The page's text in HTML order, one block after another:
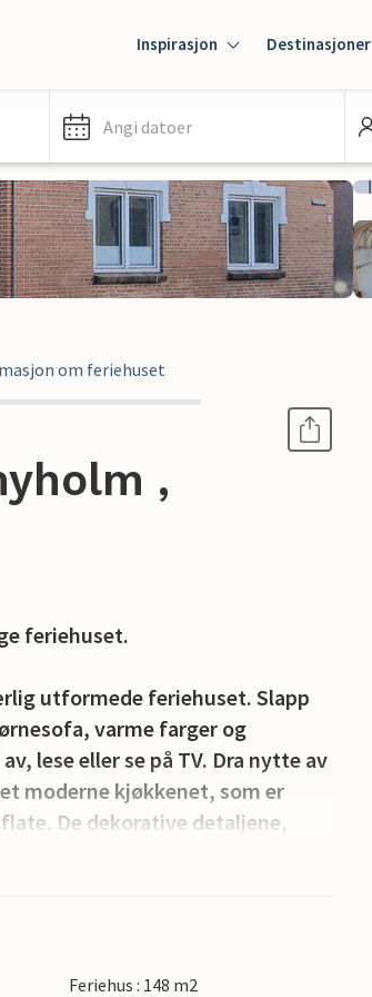
Inspirasjon Destinasjoner
Angi datoer
om feriehuset
,
feriehuset.
utformede feriehuset. Slapp
varme farger og
lese eller se på TV. Dra nytte av
moderne kjøkkenet, som er
De dekorative detaljene,
interiøret et spesielt preg og
avslappet middag under åpen
Feriehus : 148 m2